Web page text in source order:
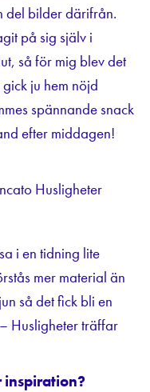
del bilder därifrån.
på sig själv i
så för mig blev det
ju hem nöjd
spännande snack
efter middagen!
i en tidning lite
mer material än
så det fick bli en
Husligheter träffar
inspiration?